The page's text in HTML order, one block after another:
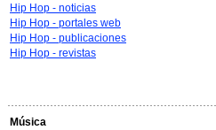
Hip Hop - noticias
Hip Hop - portales web
Hip Hop - publicaciones
Hip Hop - revistas
Música